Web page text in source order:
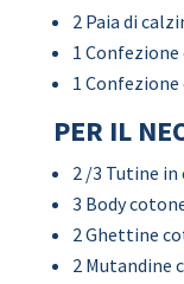
2 Paia di
1
1
PER IL
2 /3 Tutine
3 Body
2 Ghettine
2 Mutandine